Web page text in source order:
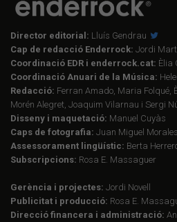
Director editorial: Lluís Gendrau
Cap de redacció Enderrock: Jordi
Coordinació EDR i enderrock.cat: Èlia
Coordinació Anuari de la Música:
Redacció: Ferran Amado, Maria Folqué,
Morén Alegret, Joaquim Vilarnau i Sergi
Disseny i maquetació: Manuel Cuyàs
Caps de fotografia: Juan Miguel Morales
Assessorament lingüístic: Berta
Subscripcions: Rosa E. Massaguer
Gerència i projectes: Jordi Novell
Publicitat i producció: Rosa E.
Direcció financera i administració: